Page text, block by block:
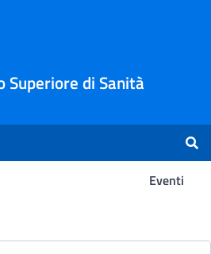
di Sanità
Eventi
Ricerca -